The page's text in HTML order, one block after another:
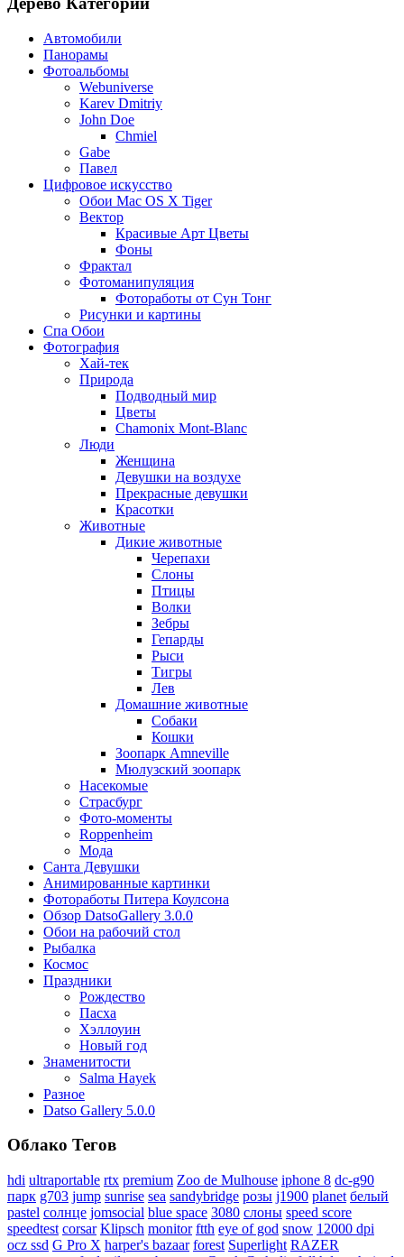
Автомобили
Панорамы
Фотоальбомы
Webuniverse
Karev Dmitriy
John Doe
Chmiel
Gabe
Павел
Цифровое искусство
Обои Mac OS X Tiger
Вектор
Красивые Арт Цветы
Фоны
Фрактал
Фотоманипуляция
Фотоработы от Сун Тонг
Рисунки и картины
Спа Обои
Фотография
Хай-тек
Природа
Подводный мир
Цветы
Chamonix Mont-Blanc
Люди
Женщина
Девушки на воздухе
Прекрасные девушки
Красотки
Животные
Дикие животные
Черепахи
Слоны
Птицы
Волки
Зебры
Гепарды
Рыси
Тигры
Лев
Домашние животные
Собаки
Кошки
Зоопарк Amneville
Мюлузский зоопарк
Насекомые
Страсбург
Фото-моменты
Roppenheim
Мода
Санта Девушки
Aнимированные картинки
Фотоработы Питера Коулсона
Обзор DatsoGallery 3.0.0
Обои на рабочий стол
Рыбалка
Космос
Праздники
Рождество
Пасха
Хэллоуин
Новый год
Знаменитости
Salma Hayek
Разное
Datso Gallery 5.0.0
Облако Тегов
hdi ultraportable rtx premium Zoo de Mulhouse iphone 8 dc-g90
парк g703 jump sunrise sea sandybridge розы j1900 planet белый
pastel солнце jomsocial blue space 3080 слоны speed score
speedtest corsar Klipsch monitor ftth eye of god snow 12000 dpi
ocz ssd G Pro X harper's bazaar forest Superlight RAZER